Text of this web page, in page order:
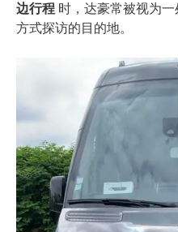
边行程时，达豪常被视为
方式探访的目的地。